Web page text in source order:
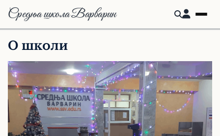
Средња школа Варварин
О школи